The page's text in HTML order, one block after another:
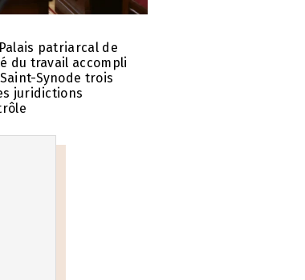
patriarcal de
du travail accompli
Synode trois
juridictions